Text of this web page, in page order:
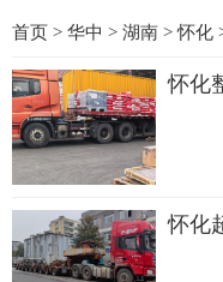
首页 > 华中 > 湖南 >怀化
怀化
怀化